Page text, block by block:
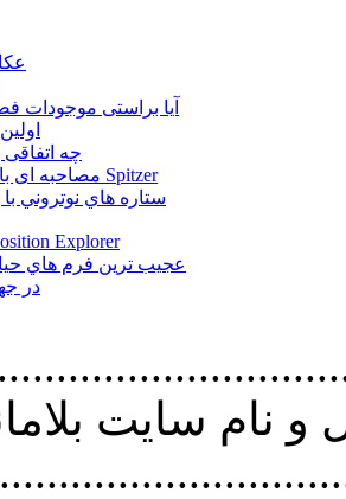
آیا براستی موجودات
چه اتفاقی
مصاحبه ای با تلسکوپ فضایی Spitzer
ستاره هاي نوتروني
Explorer
عجیب ترین فرم هاي
در
نام سايت